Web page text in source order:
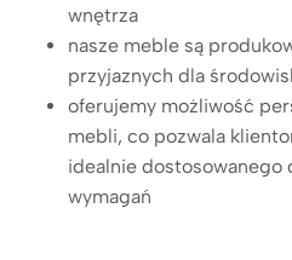
wnętrza
nasze meble są
przyjaznych dla
oferujemy możliwość
mebli, co pozwala
idealnie dostosowanego
wymagań